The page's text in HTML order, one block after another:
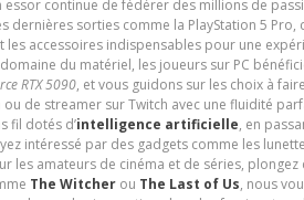
essor continue de fédérer des millions de
sorties comme la PlayStation 5
accessoires indispensables pour une
du matériel, les joueurs sur PC
RTX 5090, et vous guidons sur les choix à
de streamer sur Twitch avec une fluidité
fil dotés d’intelligence artificielle, en
intéressé par des gadgets comme les
les amateurs de cinéma et de séries,
The Witcherou The Last of Us, nous